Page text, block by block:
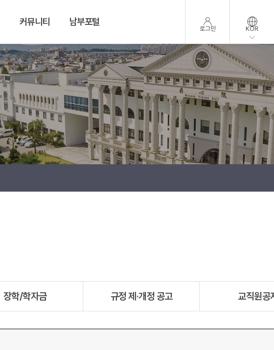
커뮤니티 남부포털
로그인 KOR
장학/학자금 규정 제·개정 공고 교직원공